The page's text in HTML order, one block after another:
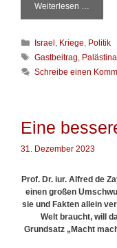
Weiterlesen …
i
e
m
ö
h
e
s
u
n
g
f
K
a
t
n
Israel , Kriege, Politik
S
c
g
w
ö
e
r
Gastbeitrag, Palästina
Schreibe einen
Eine
31. Dezember 2023
Prof. Dr. iur. Alfred de
einen großen
sie und Fakten allein
Welt braucht, will
Grundsatz „Macht